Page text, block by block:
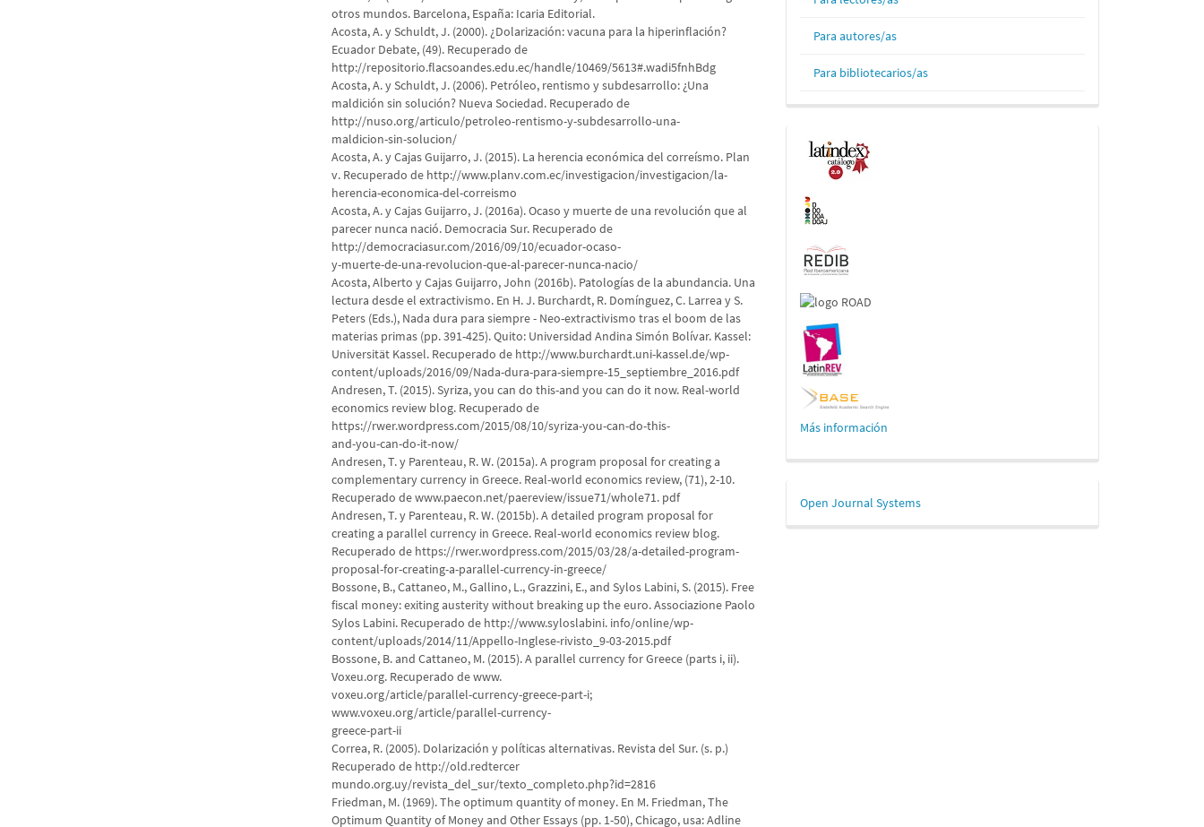
otros mundos. Barcelona, España: Icaria Editorial.
Acosta, A. y Schuldt, J. (2000). ¿Dolarización: vacuna para la hiperinflación?
Ecuador Debate, (49). Recuperado de
http://repositorio.flacsoandes.edu.ec/handle/10469/5613#.wadi5fnhBdg
Acosta, A. y Schuldt, J. (2006). Petróleo, rentismo y subdesarrollo: ¿Una
maldición sin solución? Nueva Sociedad. Recuperado de
http://nuso.org/articulo/petroleo-rentismo-y-subdesarrollo-una-
maldicion-sin-solucion/
Acosta, A. y Cajas Guijarro, J. (2015). La herencia económica del correísmo. Plan
v. Recuperado de http://www.planv.com.ec/investigacion/investigacion/la-
herencia-economica-del-correismo
Acosta, A. y Cajas Guijarro, J. (2016a). Ocaso y muerte de una revolución que al
parecer nunca nació. Democracia Sur. Recuperado de
http://democraciasur.com/2016/09/10/ecuador-ocaso-
y-muerte-de-una-revolucion-que-al-parecer-nunca-nacio/
Acosta, Alberto y Cajas Guijarro, John (2016b). Patologías de la abundancia. Una
lectura desde el extractivismo. En H. J. Burchardt, R. Domínguez, C. Larrea y S.
Peters (Eds.), Nada dura para siempre - Neo-extractivismo tras el boom de las
materias primas (pp. 391-425). Quito: Universidad Andina Simón Bolívar. Kassel:
Universität Kassel. Recuperado de http://www.burchardt.uni-kassel.de/wp-
content/uploads/2016/09/Nada-dura-para-siempre-15_septiembre_2016.pdf
Andresen, T. (2015). Syriza, you can do this-and you can do it now. Real-world
economics review blog. Recuperado de
https://rwer.wordpress.com/2015/08/10/syriza-you-can-do-this-
and-you-can-do-it-now/
Andresen, T. y Parenteau, R. W. (2015a). A program proposal for creating a
complementary currency in Greece. Real-world economics review, (71), 2-10.
Recuperado de www.paecon.net/paereview/issue71/whole71. pdf
Andresen, T. y Parenteau, R. W. (2015b). A detailed program proposal for
creating a parallel currency in Greece. Real-world economics review blog.
Recuperado de https://rwer.wordpress.com/2015/03/28/a-detailed-program-
proposal-for-creating-a-parallel-currency-in-greece/
Bossone, B., Cattaneo, M., Gallino, L., Grazzini, E., and Sylos Labini, S. (2015). Free
fiscal money: exiting austerity without breaking up the euro. Associazione Paolo
Sylos Labini. Recuperado de http://www.syloslabini. info/online/wp-
content/uploads/2014/11/Appello-Inglese-rivisto_9-03-2015.pdf
Bossone, B. and Cattaneo, M. (2015). A parallel currency for Greece (parts i, ii).
Voxeu.org. Recuperado de www.
voxeu.org/article/parallel-currency-greece-part-i;
www.voxeu.org/article/parallel-currency-
greece-part-ii
Correa, R. (2005). Dolarización y políticas alternativas. Revista del Sur. (s. p.)
Recuperado de http://old.redtercer
mundo.org.uy/revista_del_sur/texto_completo.php?id=2816
Friedman, M. (1969). The optimum quantity of money. En M. Friedman, The
Optimum Quantity of Money and Other Essays (pp. 1-50), Chicago, usa: Adline
Para autores/as
Para bibliotecarios/as
Indexaciones
Más información
Desarrollado
por
Open Journal Systems